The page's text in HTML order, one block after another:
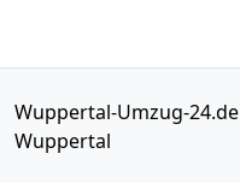
Wuppertal-Umzug-24.de
Wuppertal